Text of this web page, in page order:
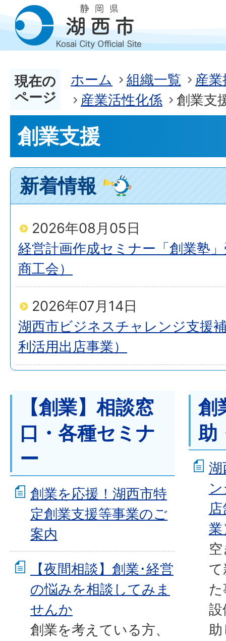
現在の
ページ
ホーム 組織一覧
産
産業活性化係
創業支
創業支援
新着情報
2026年08月05日
経営計画作成セミナー「創業塾
商工会）
2026年07月14日
湖西市ビジネスチャレンジ支援
利活用出店事業）
【創業】相談窓
口・各種セミナ
ー
創業を応援！湖西市特
定創業支援等事業のご
案内
【夜間相談】創業･経営
の悩みを相談してみま
せんか
創業を考えている方、
創
助
湖
業
設
助